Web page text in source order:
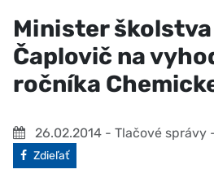
Minister školstva
Čaplovič na
ročníka
26.02.2014 - Tlačové správy
Facebook
Zdieľať